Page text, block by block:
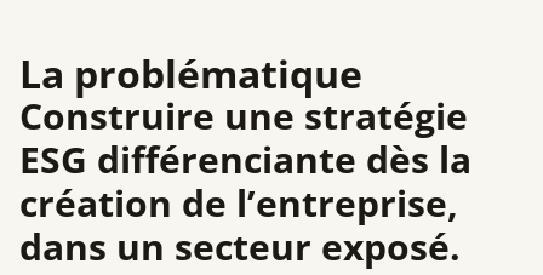
La problématique
Construire une stratégie
ESG différenciante dès la
création de l’entreprise,
dans un secteur exposé.